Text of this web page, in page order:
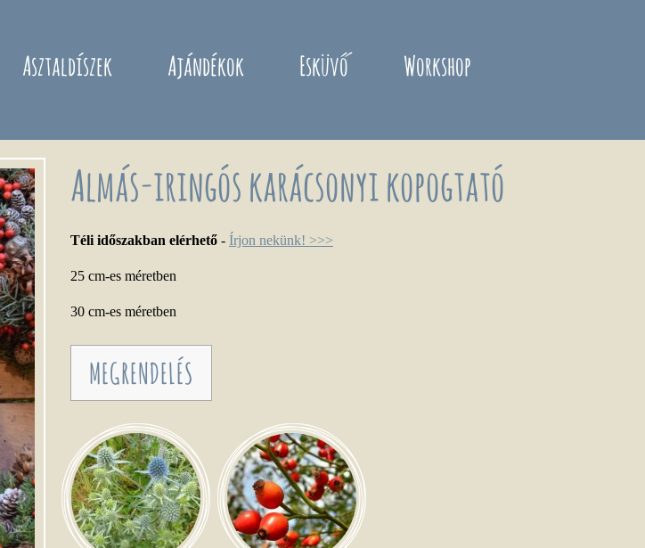
Asztaldíszek Ajándékok Esküvő Workshop
Almás-iringós karácsonyi kopogtató
Téli időszakban elérhető - Írjon nekünk! >>>
25 cm-es méretben
30 cm-es méretben
MEGRENDELÉS